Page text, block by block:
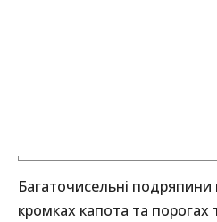
Багаточисельні
кромках капота та